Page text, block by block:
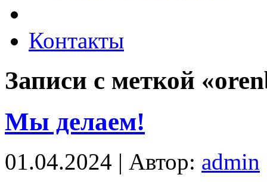
Контакты
Записи с меткой
Мы делаем!
01.04.2024 | Автор: admin